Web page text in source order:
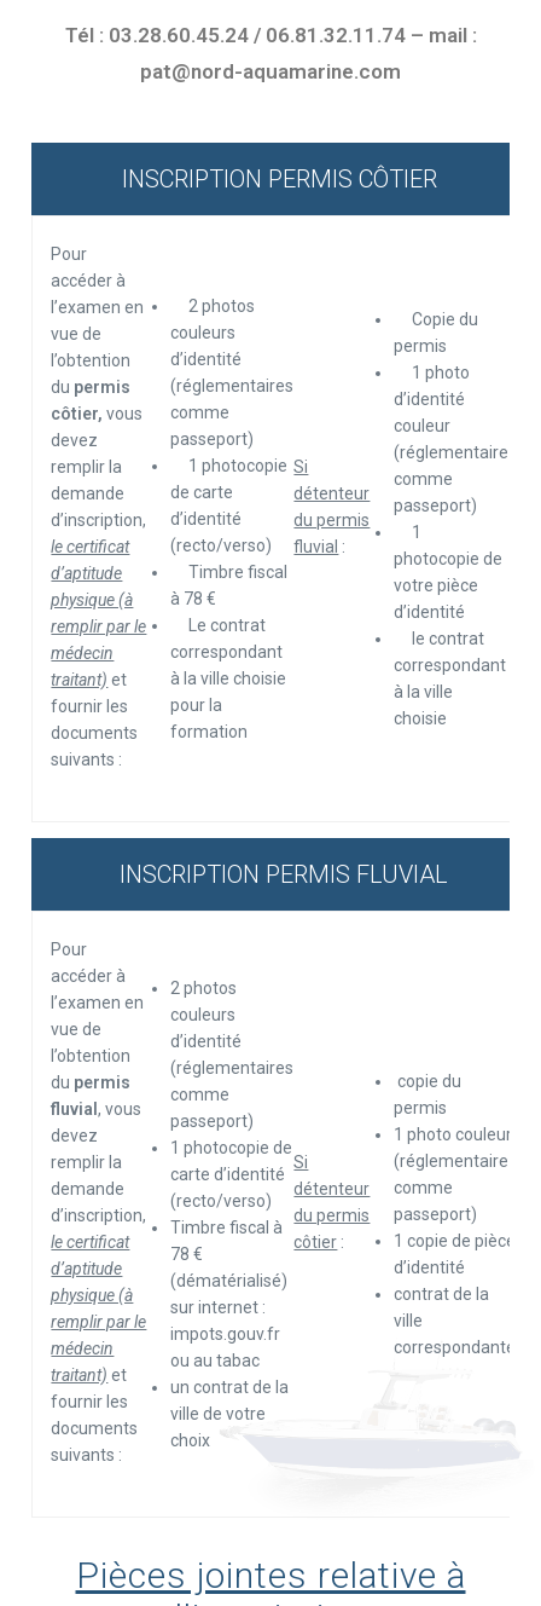
Tél : 03.28.60.45.24 / 06.81.32.11.74 – mail :
pat@nord-aquamarine.com
INSCRIPTION PERMIS CÔTIER
Pour
accéder à
l’examen en
vue de
l’obtention
du permis
côtier, vous
devez
remplir la
demande
d’inscription,
le certificat
d’aptitude
physique (à
remplir par le
médecin
traitant) et
fournir les
documents
suivants :
2 photos
couleurs
d’identité
(réglementaires
comme
passeport)
1 photocopie
de carte
d’identité
(recto/verso)
Timbre fiscal
à 78 €
Le contrat
correspondant
à la ville choisie
pour la
formation
Si
détenteur
du permis
fluvial :
Copie du
permis
1 photo
d’identité
couleur
(réglementaire
comme
passeport)
1
photocopie de
votre pièce
d’identité
le contrat
correspondant
à la ville
choisie
INSCRIPTION PERMIS FLUVIAL
Pour
accéder à
l’examen en
vue de
l’obtention
du permis
fluvial, vous
devez
remplir la
demande
d’inscription,
le certificat
d’aptitude
physique (à
remplir par le
médecin
traitant) et
fournir les
documents
suivants :
2 photos
couleurs
d’identité
(réglementaires
comme
passeport)
1 photocopie de
carte d’identité
(recto/verso)
Timbre fiscal à
78 €
(dématérialisé)
sur internet :
impots.gouv.fr
ou au tabac
un contrat de la
ville de votre
choix
Si
détenteur
du permis
côtier :
copie du
permis
1 photo couleur
(réglementaire
comme
passeport)
1 copie de pièce
d’identité
contrat de la
ville
correspondante
Pièces jointes relative à